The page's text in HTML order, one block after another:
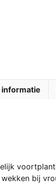
informatie
bij